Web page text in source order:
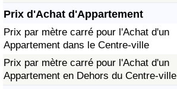
Prix d'Achat d'Appartement
Prix par mètre carré pour l'Achat d'un
Appartement dans le Centre-ville
Prix par mètre carré pour l'Achat d'un
Appartement en Dehors du Centre-ville
Indice de Criminalité
Indice de criminalité par pays
Soins de santé